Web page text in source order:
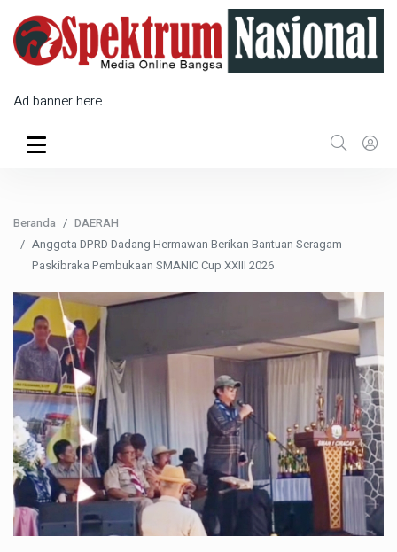
Ad banner here
Beranda
DAERAH
Anggota DPRD Dadang Hermawan Berikan Bantuan Seragam
Paskibraka Pembukaan SMANIC Cup XXIII 2026